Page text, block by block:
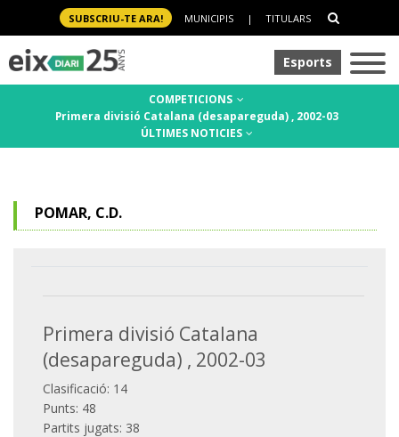
SUBSCRIU-TE ARA! MUNICIPIS | TITULARS
Esports
COMPETICIONS
Primera divisió Catalana (desapareguda) , 2002-03
ÚLTIMES NOTICIES
POMAR, C.D.
Primera divisió Catalana
(desapareguda) , 2002-03
Clasificació: 14
Punts: 48
Partits jugats: 38